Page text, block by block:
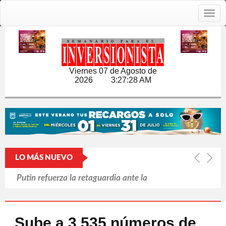
Viernes 07 de Agosto de
2026 3:27:28 AM
LO MÁS NUEVO
Putin refuerza la retaguardia ante la
Llama Trump 'repugnantes' a Canadá y